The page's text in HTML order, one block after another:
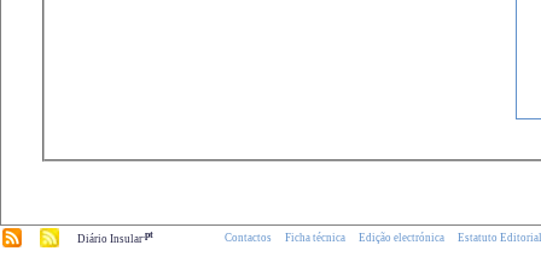
Diário Insular.pt Contactos Ficha técnica Edição electrónica Estatuto Editorial